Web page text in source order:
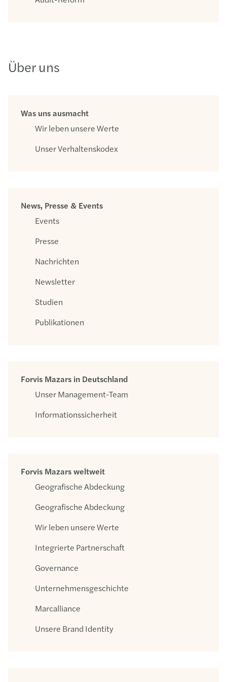
Über uns
Was uns ausmacht
Wir leben unsere Werte
Unser Verhaltenskodex
News, Presse & Events
Events
Presse
Nachrichten
Newsletter
Studien
Publikationen
Forvis Mazars in Deutschland
Unser Management-Team
Informationssicherheit
Forvis Mazars weltweit
Geografische Abdeckung
Geografische Abdeckung
Wir leben unsere Werte
Integrierte Partnerschaft
Governance
Unternehmensgeschichte
Marcalliance
Unsere Brand Identity